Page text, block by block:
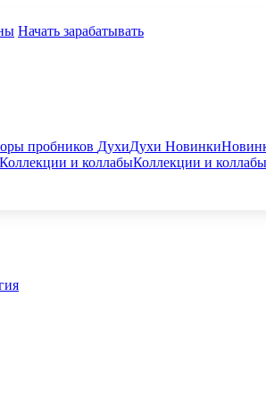
Начать зарабатывать
пробников ДухиДухи Новинки
Коллекции и коллабыКоллекции и коллабы